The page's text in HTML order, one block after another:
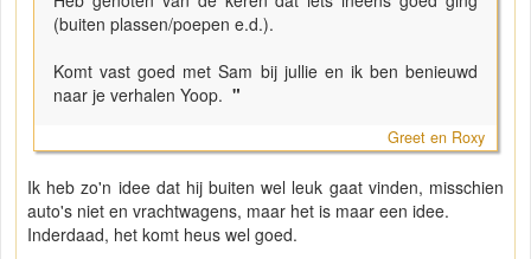
(buiten plassen/poepen e.d.).
Komt vast goed met Sam bij jullie en ik ben benieuwd
naar je verhalen Yoop. "
Greet en Roxy
Ik heb zo'n idee dat hij buiten wel leuk gaat vinden, misschien
auto's niet en vrachtwagens, maar het is maar een idee.
Inderdaad, het komt heus wel goed.